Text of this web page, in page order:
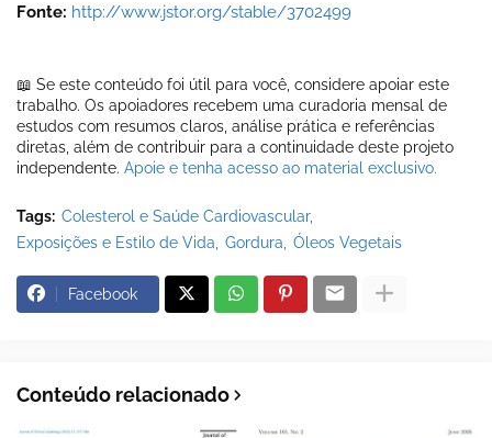
Fonte: http://www.jstor.org/stable/3702499
📖 Se este conteúdo foi útil para você, considere apoiar este
trabalho. Os apoiadores recebem uma curadoria mensal de
estudos com resumos claros, análise prática e referências
diretas, além de contribuir para a continuidade deste projeto
independente. Apoie e tenha acesso ao material exclusivo.
Tags: Colesterol e Saúde Cardiovascular
Exposições e Estilo de Vida
Gordura Óleos Vegetais
Facebook
Conteúdo relacionado